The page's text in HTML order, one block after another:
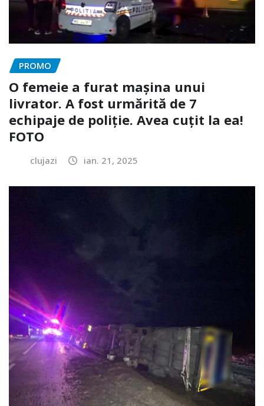
PROMO
O femeie a furat mașina unui
livrator. A fost urmărită de 7
echipaje de poliție. Avea cuțit la ea!
FOTO
clujazi ian. 21, 2025